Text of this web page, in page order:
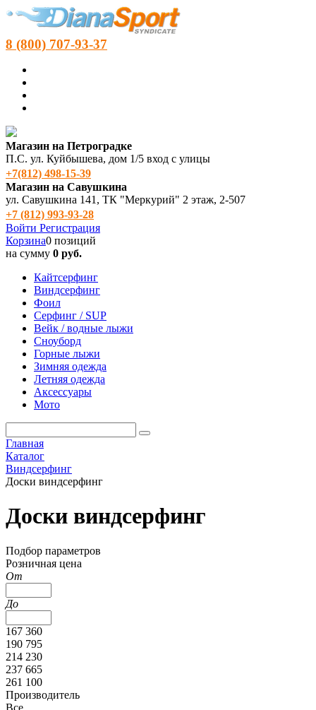
8 (800) 707-93-37
Магазин на Петроградке
П.С. ул. Куйбышева, дом 1/5 вход с улицы
+7(812) 498‑15-39
Магазин на Савушкина
ул. Савушкина 141, ТК "Меркурий" 2 этаж, 2-507
+7 (812) 993-93-28
Войти Регистрация
Корзина0 позиций
на сумму 0 руб.
Кайтсерфинг
Виндсерфинг
Фоил
Серфинг / SUP
Вейк / водные лыжи
Сноуборд
Горные лыжи
Зимняя одежда
Летняя одежда
Аксессуары
Мото
Главная
Каталог
Виндсерфинг
Доски виндсерфинг
Доски виндсерфинг
Подбор параметров
Розничная цена
От
До
167 360
190 795
214 230
237 665
261 100
Производитель
Все